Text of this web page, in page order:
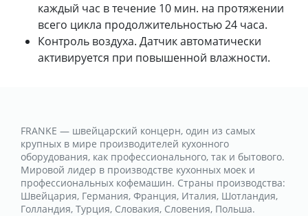
каждый час в течение 10 мин. на протяжении
всего цикла продолжительностью 24 часа.
Контроль воздуха. Датчик автоматически
активируется при повышенной влажности.
FRANKE — швейцарский концерн, один из самых
крупных в мире производителей кухонного
оборудования, как профессионального, так и бытового.
Мировой лидер в производстве кухонных моек и
профессиональных кофемашин. Страны производства:
Швейцария, Германия, Франция, Италия, Шотландия,
Голландия, Турция, Словакия, Словения, Польша.